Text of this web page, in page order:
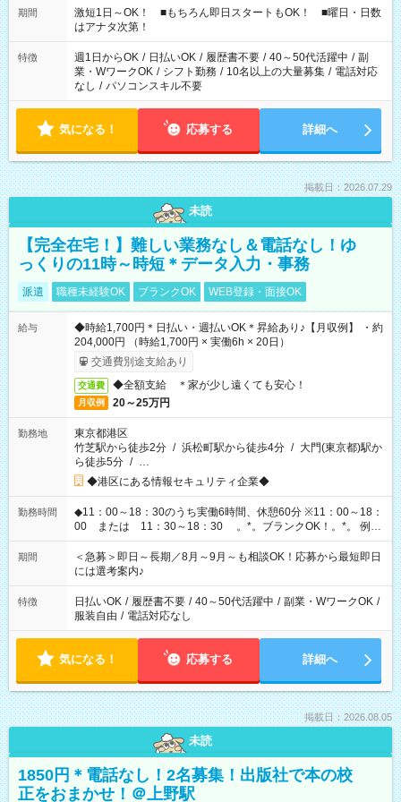
期間
激短1日～OK！ ■もちろん即日スタートもOK！ ■曜日・日数
はアナタ次第！
特徴 週1日からOK / 日払いOK / 履歴書不要 / 40～50代活躍中 / 副
業・WワークOK / シフト勤務 / 10名以上の大量募集 / 電話対応
なし / パソコンスキル不要
気になる！ 応募する 詳細へ
掲載日：2026.07.29
未読
【完全在宅！】難しい業務なし＆電話なし！ゆ
っくりの11時～時短＊データ入力・事務
派遣 職種未経験OK ブランクOK WEB登録・面接OK
給与
◆時給1,700円＊日払い・週払いOK＊昇給あり♪【月収例】 ・約
204,000円 （時給1,700円 × 実働6h × 20日）
交通費別途支給あり
交通費 ◆全額支給 ＊家が少し遠くても安心！
月収例 20～25万円
勤務地
東京都港区
竹芝駅から徒歩2分 / 浜松町駅から徒歩4分 / 大門(東京都)駅か
ら徒歩5分 / …
◆港区にある情報セキュリティ企業◆
勤務時間
◆11：00～18：30のうち実働6時間、休憩60分 ※11：00～18：
00 または 11：30～18：30 。*。ブランクOK！。*。 例え
ば前職が、 在宅/財団法人/事務/コールセンター/受付/販売/カフェ
スタッフ スイーツ販売/ホテルフロント/化粧品販売/など 様々な
業界から入社して活躍されています♪
期間
＜急募＞即日～長期／8月～9月～も相談OK！応募から最短即日
には選考案内♪
特徴 日払いOK / 履歴書不要 / 40～50代活躍中 / 副業・WワークOK /
服装自由 / 電話対応なし
気になる！ 応募する 詳細へ
掲載日：2026.08.05
未読
1850円＊電話なし！2名募集！出版社で本の校
正をおまかせ！＠上野駅